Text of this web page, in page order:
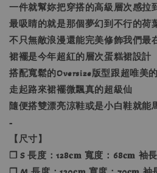
一件就幫妳把穿搭的高級層次感拉
最吸睛的就是那個夢幻到不行的荷
不只無敵浪漫還能完美修飾我們最
裙襬是今年超紅的層次蛋糕裙設計
搭配寬鬆的Oversize版型跟超唯美
走起路來裙襬微飄真的超級仙
隨便搭雙漂亮涼鞋或是小白鞋就能
-
【尺寸】
❐ S 長度：128𝐜𝐦 寬度：68𝐜𝐦 袖